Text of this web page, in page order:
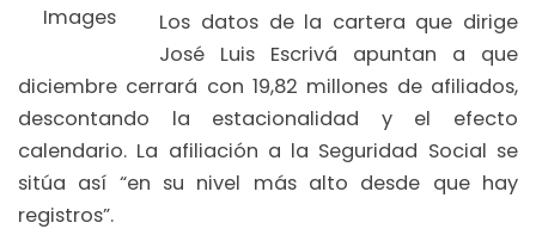
Images
Los datos de la cartera que dirige
José Luis Escrivá apuntan a que
diciembre cerrará con 19,82 millones de afiliados,
descontando la estacionalidad y el efecto
calendario. La afiliación a la Seguridad Social se
sitúa así “en su nivel más alto desde que hay
registros”.